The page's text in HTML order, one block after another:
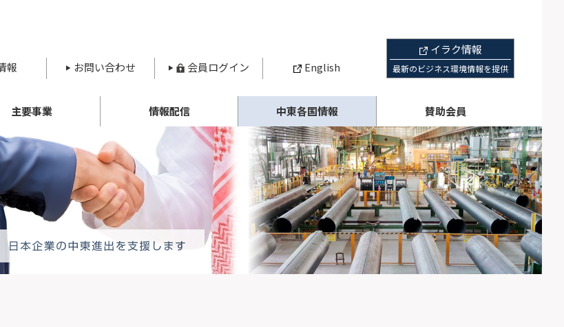
報 お問い合わせ 会員ログイン English
イラク情報
最新のビジネス環境情報を提供
主要事業 情報配信 中東各国情報 賛助会員